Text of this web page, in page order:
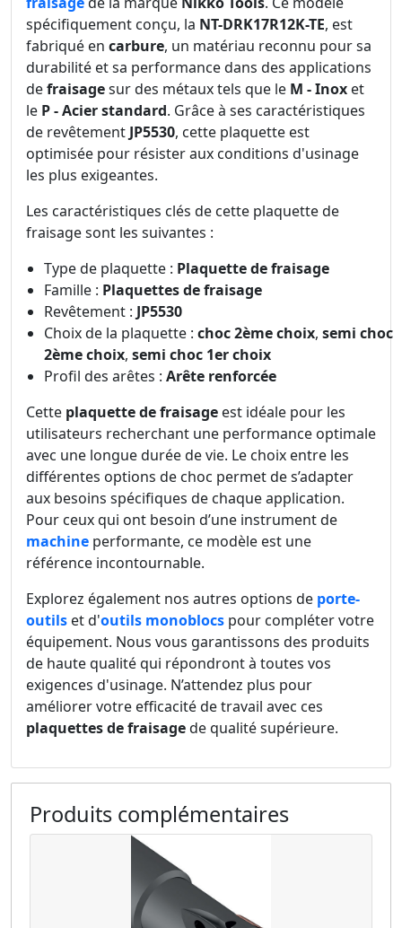
spécifiquement conçu, la NT-DRK17R12K-TE, est
fabriqué en carbure, un matériau reconnu pour sa
durabilité et sa performance dans des applications
defraisagesur des métaux tels que le M - Inox et
le P - Acier standard. Grâce à ses caractéristiques
de revêtement JP5530, cette plaquette est
optimisée pour résister aux conditions d'usinage
les plus exigeantes.
Les caractéristiques clés de cette plaquette de
fraisage sont les suivantes :
Type de plaquette : Plaquette de fraisage
Famille : Plaquettes de fraisage
Revêtement : JP5530
Choix de la plaquette : choc 2ème choix, semi choc
2ème choix, semi choc 1er choix
Profil des arêtes : Arête renforcée
Cette plaquette de fraisage est idéale pour les
utilisateurs recherchant une performance optimale
avec une longue durée de vie. Le choix entre les
différentes options de choc permet de s’adapter
aux besoins spécifiques de chaque application.
Pour ceux qui ont besoin d’une instrument de
machine performante, ce modèle est une
référence incontournable.
Explorez également nos autres options de porte-
outils et d'outils monoblocs pour compléter votre
équipement. Nous vous garantissons des produits
de haute qualité qui répondront à toutes vos
exigences d'usinage. N’attendez plus pour
améliorer votre efficacité de travail avec ces
plaquettes de fraisagede qualité supérieure.
Produits complémentaires